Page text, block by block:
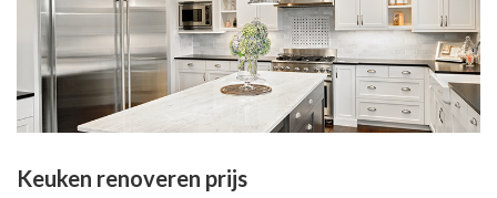
Keuken renoveren prijs